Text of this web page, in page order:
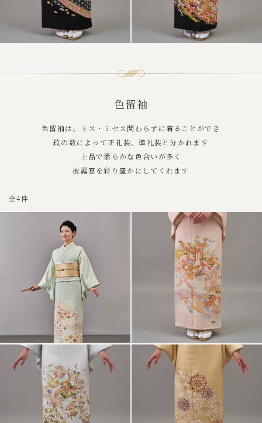
色留袖
色留袖は、ミス・ミセス関わらずに着ることができ
紋の数によって正礼装、準礼装と分かれます
上品で柔らかな色合いが多く
披露宴を彩り豊かにしてくれます
全4件